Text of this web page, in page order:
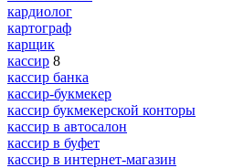
кардиолог
картограф
карщик
кассир 8
кассир банка
кассир-букмекер
кассир букмекерской конторы
кассир в автосалон
кассир в буфет
кассир в интернет-магазин